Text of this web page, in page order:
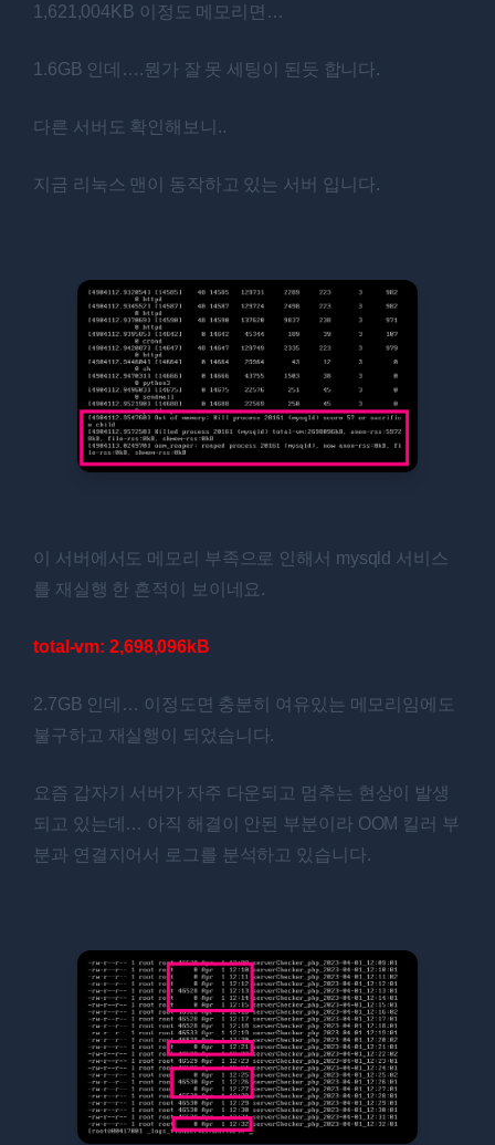
1,621,004KB 이정도 메모리면…
1.6GB 인데….뭔가 잘 못 세팅이 된듯 합니다.
다른 서버도 확인해보니..
지금 리눅스 맨이 동작하고 있는 서버 입니다.
이 서버에서도 메모리 부족으로 인해서 mysqld 서비스
를 재실행 한 흔적이 보이네요.
total-vm: 2,698,096kB
2.7GB 인데… 이정도면 충분히 여유있는 메모리임에도
불구하고 재실행이 되었습니다.
요즘 갑자기 서버가 자주 다운되고 멈추는 현상이 발생
되고 있는데… 아직 해결이 안된 부분이라 OOM 킬러 부
분과 연결지어서 로그를 분석하고 있습니다.